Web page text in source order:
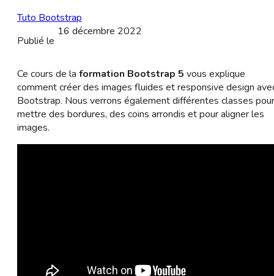
Tuto Bootstrap
Publié le
16 décembre 2022
Ce cours de la formation Bootstrap 5 vous explique
comment créer des images fluides et responsive design
Bootstrap. Nous verrons également différentes classes pour
mettre des bordures, des coins arrondis et pour aligner les
images.